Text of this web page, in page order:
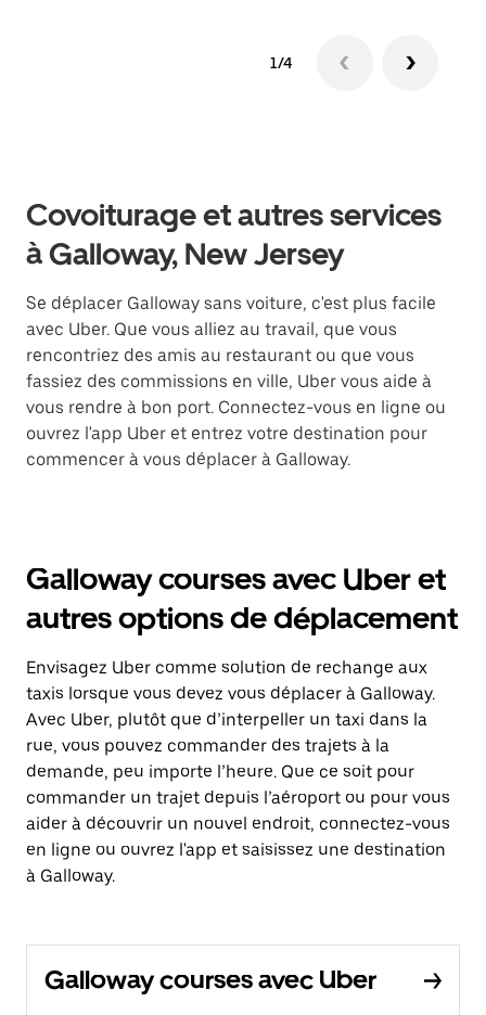
1/4
Covoiturage et autres services
à Galloway, New Jersey
Se déplacer Galloway sans voiture, c'est plus facile
avec Uber. Que vous alliez au travail, que vous
rencontriez des amis au restaurant ou que vous
fassiez des commissions en ville, Uber vous aide à
vous rendre à bon port. Connectez-vous en ligne ou
ouvrez l'app Uber et entrez votre destination pour
commencer à vous déplacer à Galloway.
Galloway courses avec Uber et
autres options de déplacement
Envisagez Uber comme solution de rechange aux
taxis lorsque vous devez vous déplacer à Galloway.
Avec Uber, plutôt que d’interpeller un taxi dans la
rue, vous pouvez commander des trajets à la
demande, peu importe l’heure. Que ce soit pour
commander un trajet depuis l’aéroport ou pour vous
aider à découvrir un nouvel endroit, connectez-vous
en ligne ou ouvrez l'app et saisissez une destination
à Galloway.
Galloway courses avec Uber